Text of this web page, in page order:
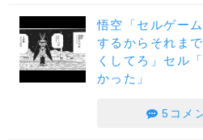
悟空「セルゲー
するからそれま
くしてろ」セル
かった」
5コメ